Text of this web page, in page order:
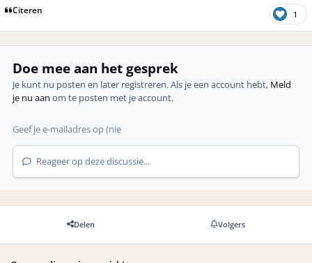
Citeren 1
Doe mee aan het gesprek
Je kunt nu posten en later registreren. Als je een account hebt, Meld
je nu aan om te posten met je account.
Reageer op deze discussie...
Delen Volgers